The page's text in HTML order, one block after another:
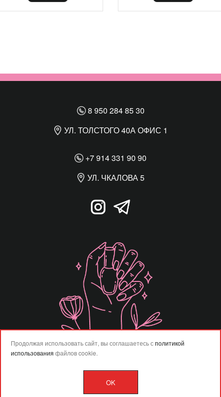
8 950 284 85 30
УЛ. ТОЛСТОГО 40А ОФИС 1
+7 914 331 90 90
УЛ. ЧКАЛОВА 5
Разработка сайта –
Продолжая использовать сайт, вы соглашаетесь сполитикой
использования файлов cookie.
OK